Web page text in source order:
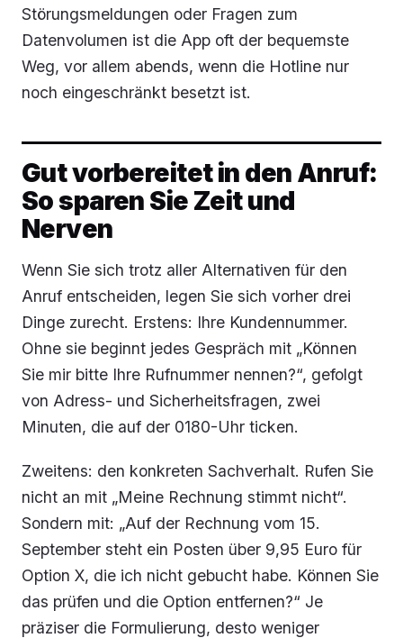
Störungsmeldungen oder Fragen zum
Datenvolumen ist die App oft der bequemste
Weg, vor allem abends, wenn die Hotline nur
noch eingeschränkt besetzt ist.
Gut vorbereitet in den Anruf:
So sparen Sie Zeit und
Nerven
Wenn Sie sich trotz aller Alternativen für den
Anruf entscheiden, legen Sie sich vorher drei
Dinge zurecht. Erstens: Ihre Kundennummer.
Ohne sie beginnt jedes Gespräch mit „Können
Sie mir bitte Ihre Rufnummer nennen?“, gefolgt
von Adress- und Sicherheitsfragen, zwei
Minuten, die auf der 0180-Uhr ticken.
Zweitens: den konkreten Sachverhalt. Rufen Sie
nicht an mit „Meine Rechnung stimmt nicht“.
Sondern mit: „Auf der Rechnung vom 15.
September steht ein Posten über 9,95 Euro für
Option X, die ich nicht gebucht habe. Können Sie
das prüfen und die Option entfernen?“ Je
präziser die Formulierung, desto weniger